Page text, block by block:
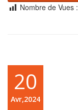
Nombre de Vues :
20
Avr,2024